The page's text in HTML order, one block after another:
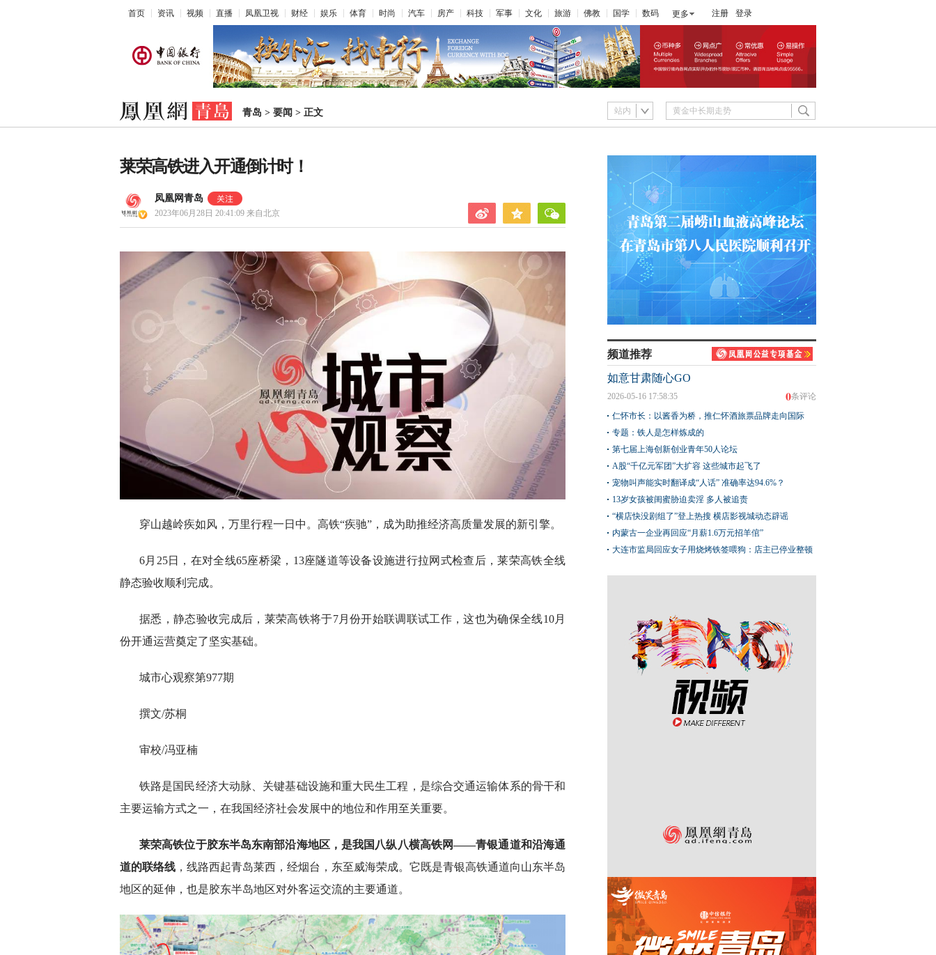
首页 资讯 视频 直播 凤凰卫视 财经 娱乐 体育 时尚 汽车 房产 科技 军事 文化 旅游 佛教 国学 数码 更多 注册 登录
青岛 > 要闻 > 正文 站内
莱荣高铁进入开通倒计时！
凤凰网青岛
2023年06月28日 20:41:09 来自北京
穿山越岭疾如风，万里行程一日中。高铁“疾驰”，成为助推经济高质量发展的新引擎。
6月25日，在对全线65座桥梁，13座隧道等设备设施进行拉网式检查后，莱荣高铁全线
静态验收顺利完成。
据悉，静态验收完成后，莱荣高铁将于7月份开始联调联试工作，这也为确保全线10月
份开通运营奠定了坚实基础。
城市心观察第977期
撰文/苏桐
审校/冯亚楠
铁路是国民经济大动脉、关键基础设施和重大民生工程，是综合交通运输体系的骨干和
主要运输方式之一，在我国经济社会发展中的地位和作用至关重要。
莱荣高铁位于胶东半岛东南部沿海地区，是我国八纵八横高铁网——青银通道和沿海通
道的联络线 ，线路西起青岛莱西，经烟台，东至威海荣成。它既是青银高铁通道向山东半岛
地区的延伸，也是胶东半岛地区对外客运交流的主要通道。
频道推荐
如意甘肃随心GO
0条评论
2026-05-16 17:58:35
仁怀市长：以酱香为桥，推仁怀酒旅票品牌走向国际
专题：铁人是怎样炼成的
第七届上海创新创业青年50人论坛
A股“千亿元军团”大扩容 这些城市起飞了
宠物叫声能实时翻译成“人话” 准确率达94.6%？
13岁女孩被闺蜜胁迫卖淫 多人被追责
“横店快没剧组了”登上热搜 横店影视城动态辟谣
内蒙古一企业再回应“月薪1.6万元招羊倌”
大连市监局回应女子用烧烤铁签喂狗：店主已停业整顿